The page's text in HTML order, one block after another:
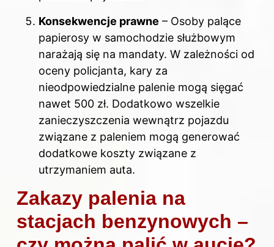
Konsekwencje prawne – Osoby palące
papierosy w samochodzie służbowym
narażają się na mandaty. W zależności od
oceny policjanta, kary za
nieodpowiedzialne palenie mogą sięgać
nawet 500 zł. Dodatkowo wszelkie
zanieczyszczenia wewnątrz pojazdu
związane z paleniem mogą generować
dodatkowe koszty związane z
utrzymaniem auta.
Zakazy palenia na
stacjach benzynowych –